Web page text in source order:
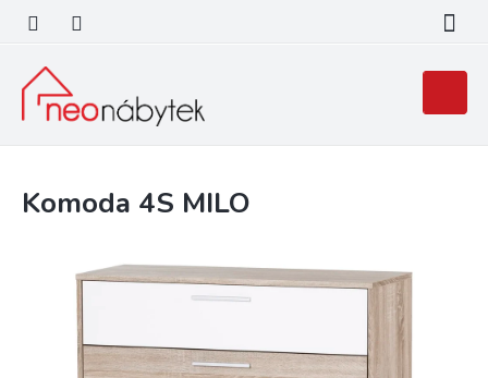
obsah
košík
Komoda 4S MILO